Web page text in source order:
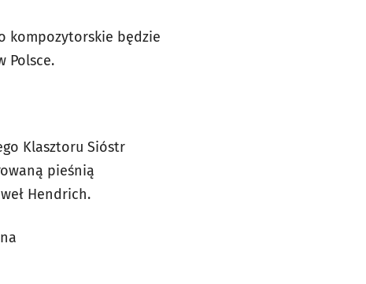
kompozytorskie będzie
Polsce.
Klasztoru Sióstr
pieśnią
Hendrich.